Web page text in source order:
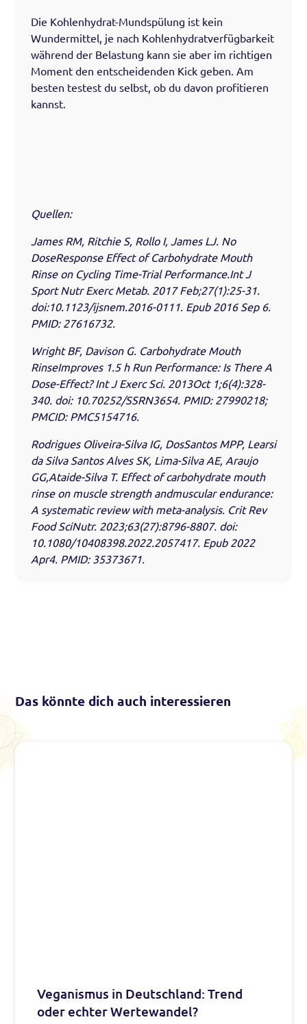
Die Kohlenhydrat-Mundspülung ist kein
Wundermittel, je nach Kohlenhydratverfügbarkeit
während der Belastung kann sie aber im richtigen
Moment den entscheidenden Kick geben. Am
besten testest du selbst, ob du davon profitieren
kannst.
Quellen:
James RM, Ritchie S, Rollo I, James LJ. No
DoseResponse Effect of Carbohydrate Mouth
Rinse on Cycling Time-Trial Performance.Int J
Sport Nutr Exerc Metab. 2017 Feb;27(1):25-31.
doi:10.1123/ijsnem.2016-0111. Epub 2016 Sep 6.
PMID: 27616732.
Wright BF, Davison G. Carbohydrate Mouth
RinseImproves 1.5 h Run Performance: Is There A
Dose-Effect? Int J Exerc Sci. 2013Oct 1;6(4):328-
340. doi: 10.70252/SSRN3654. PMID: 27990218;
PMCID: PMC5154716.
Rodrigues Oliveira-Silva IG, DosSantos MPP, Learsi
da Silva Santos Alves SK, Lima-Silva AE, Araujo
GG,Ataide-Silva T. Effect of carbohydrate mouth
rinse on muscle strength andmuscular endurance:
A systematic review with meta-analysis. Crit Rev
Food SciNutr. 2023;63(27):8796-8807. doi:
10.1080/10408398.2022.2057417. Epub 2022
Apr4. PMID: 35373671.
Das könnte dich auch interessieren
Veganismus in Deutschland: Trend
oder echter Wertewandel?